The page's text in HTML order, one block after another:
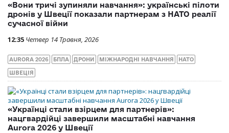
«Вони тричі зупиняли навчання»: українські пілоти
дронів у Швеції показали партнерам з НАТО реалії
сучасної війни
12:35 Четвер 14 Травня, 2026
AURORA 2026 БПЛА ДРОНИ МІЖНАРОДНІ НАВЧАННЯ НАТО
ШВЕЦІЯ
«Українці стали взірцем для партнерів»:
нацгвардійці завершили масштабні навчання
Aurora 2026 у Швеції